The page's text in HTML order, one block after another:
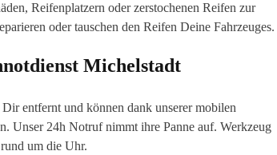
Reifenplatzern oder zerstochenen Reifen zur
oder tauschen den Reifen Deine Fahrzeuges.
Michelstadt
entfernt und können dank unserer mobilen
Unser 24h Notruf nimmt ihre Panne auf. Werkzeug
um die Uhr.